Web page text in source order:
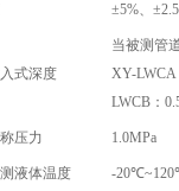
±5%、
式深度
当被测管
XY-LWCA
LWCB：
压力 1.0MPa
液体温度 -